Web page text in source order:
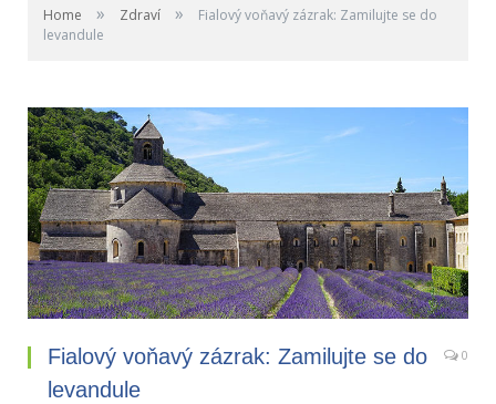
Home » Zdraví »
Fialový voňavý zázrak: Zamilujte se do
levandule
Fialový voňavý zázrak: Zamilujte se do
levandule
0